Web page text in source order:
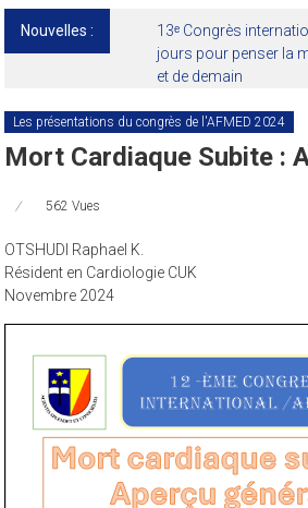
Nouvelles :
13ᵉ Congrès
jours pour penser la
et de demain
Les présentations du congrès de l'AFMED 2024
Mort Cardiaque Subite :
562 Vues
OTSHUDI Raphael K.
Résident en Cardiologie CUK
Novembre 2024